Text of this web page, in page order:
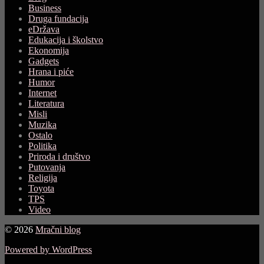
Business
Druga fundacija
eDržava
Edukacija i školstvo
Ekonomija
Gadgets
Hrana i piće
Humor
Internet
Literatura
Misli
Muzika
Ostalo
Politika
Priroda i društvo
Putovanja
Religija
Toyota
TPS
Video
© 2026 Mračni blog
Powered by WordPress